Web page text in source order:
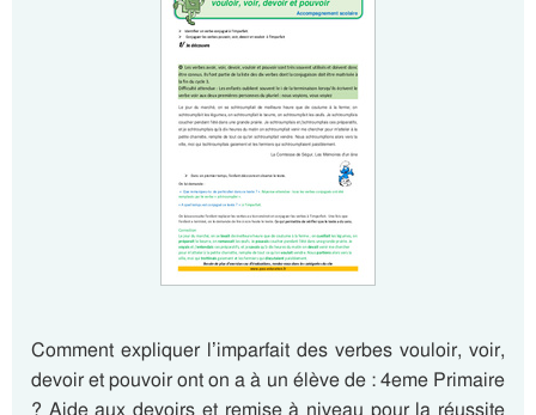
Comment expliquer l’imparfait des verbes vouloir, voir,
devoir et pouvoir ont on a à un élève de : 4eme Primaire
? Aide aux devoirs et remise à niveau pour la réussite